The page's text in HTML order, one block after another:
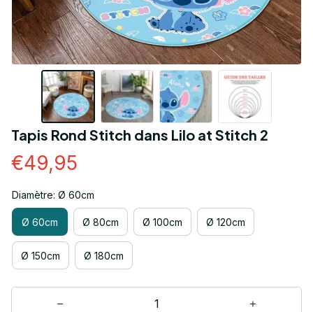
Tapis Rond Stitch dans Lilo at Stitch 2
€49,95
Diamètre: Ø 60cm
Ø 60cm Ø 80cm Ø 100cm Ø 120cm
Ø 150cm Ø 180cm